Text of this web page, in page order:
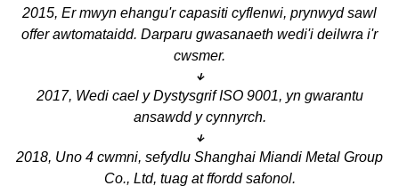
2015, Er mwyn ehangu'r capasiti cyflenwi, prynwyd sawl
offer awtomataidd. Darparu gwasanaeth wedi'i deilwra i'r
cwsmer.
↓
2017, Wedi cael y Dystysgrif ISO 9001, yn gwarantu
ansawdd y cynnyrch.
↓
2018, Uno 4 cwmni, sefydlu Shanghai Miandi Metal Group
Co., Ltd, tuag at ffordd safonol.